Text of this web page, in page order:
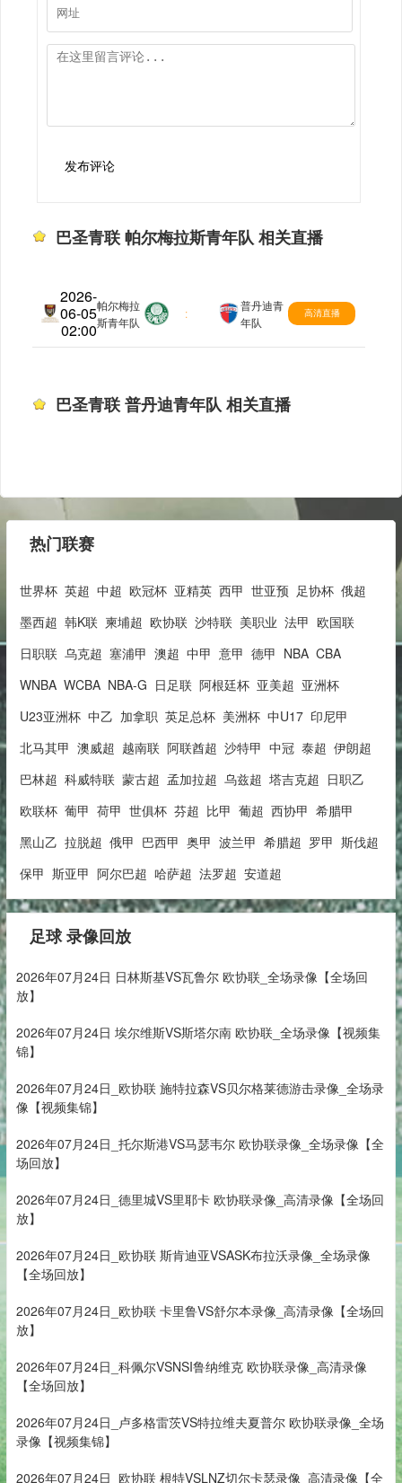
发布评论
巴圣青联 帕尔梅拉斯青年队 相关直播
2026-
06-05
02:00
巴圣青联
帕尔梅拉
斯青年队
:
普丹迪青
年队
高清直播
巴圣青联 普丹迪青年队 相关直播
热门联赛
世界杯 英超 中超 欧冠杯 亚精英 西甲 世亚预 足协杯 俄超
墨西超 韩K联 柬埔超 欧协联 沙特联 美职业 法甲 欧国联
日职联 乌克超 塞浦甲 澳超 中甲 意甲 德甲 NBA CBA
WNBA WCBA NBA-G 日足联 阿根廷杯 亚美超 亚洲杯
U23亚洲杯 中乙 加拿职 英足总杯 美洲杯 中U17 印尼甲
北马其甲 澳威超 越南联 阿联酋超 沙特甲 中冠 泰超 伊朗超
巴林超 科威特联 蒙古超 孟加拉超 乌兹超 塔吉克超 日职乙
欧联杯 葡甲 荷甲 世俱杯 芬超 比甲 葡超 西协甲 希腊甲
黑山乙 拉脱超 俄甲 巴西甲 奥甲 波兰甲 希腊超 罗甲 斯伐超
保甲 斯亚甲 阿尔巴超 哈萨超 法罗超 安道超
足球 录像回放
2026年07月24日 日林斯基VS瓦鲁尔 欧协联_全场录像【全场回
放】
2026年07月24日 埃尔维斯VS斯塔尔南 欧协联_全场录像【视频集
锦】
2026年07月24日_欧协联 施特拉森VS贝尔格莱德游击录像_全场录
像【视频集锦】
2026年07月24日_托尔斯港VS马瑟韦尔 欧协联录像_全场录像【全
场回放】
2026年07月24日_德里城VS里耶卡 欧协联录像_高清录像【全场回
放】
2026年07月24日_欧协联 斯肯迪亚VSASK布拉沃录像_全场录像
【全场回放】
2026年07月24日_欧协联 卡里鲁VS舒尔本录像_高清录像【全场回
放】
2026年07月24日_科佩尔VSNSI鲁纳维克 欧协联录像_高清录像
【全场回放】
2026年07月24日_卢多格雷茨VS特拉维夫夏普尔 欧协联录像_全场
录像【视频集锦】
2026年07月24日_欧协联 根特VSLNZ切尔卡瑟录像_高清录像【全